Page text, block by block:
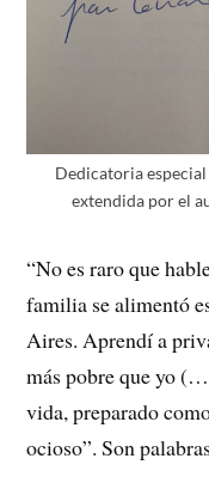
Dedicatoria
extendida por el
“No es raro que
familia se alimentó
Aires. Aprendí a
más pobre que yo
vida, preparado
ocioso”. Son